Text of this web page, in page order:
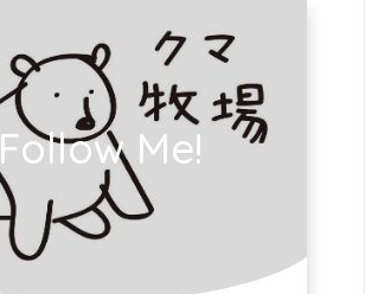
Follow Me!